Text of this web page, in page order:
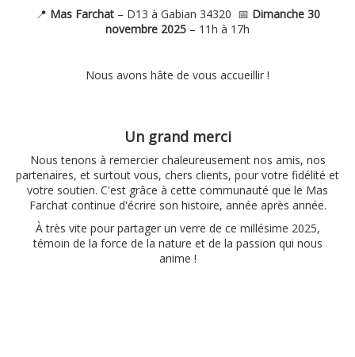
📍 Mas Farchat– D13 à Gabian 34320 📅 Dimanche 30
novembre 2025 – 11h à 17h
Nous avons hâte de vous accueillir !
Un grand merci
Nous tenons à remercier chaleureusement nos amis, nos
partenaires, et surtout vous, chers clients, pour votre fidélité et
votre soutien. C'est grâce à cette communauté que le Mas
Farchat continue d'écrire son histoire, année après année.
À très vite pour partager un verre de ce millésime 2025,
témoin de la force de la nature et de la passion qui nous
anime !